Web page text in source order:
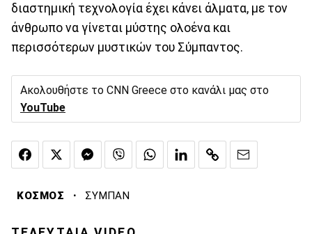
διαστημική τεχνολογία έχει κάνει άλματα, με τον
άνθρωπο να γίνεται μύστης ολοένα και
περισσότερων μυστικών του Σύμπαντος.
Ακολουθήστε το CNN Greece στο κανάλι μας στο
YouTube
ΚΟΣΜΟΣ · ΣΥΜΠΑΝ